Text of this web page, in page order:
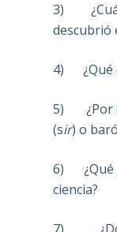
3) ¿Cuál
descubrió
4) ¿Qué
5) ¿Por
(sir) o
6) ¿Qué
ciencia?